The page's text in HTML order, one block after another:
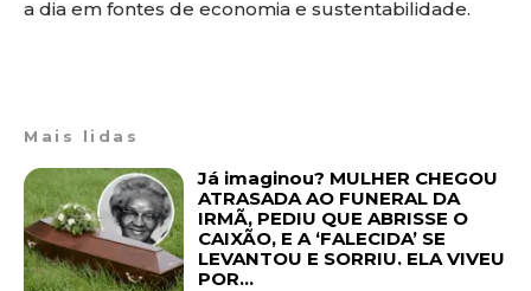
a dia em fontes de economia e sustentabilidade.
Mais lidas
Já imaginou? MULHER CHEGOU
ATRASADA AO FUNERAL DA
IRMÃ, PEDIU QUE ABRISSE O
CAIXÃO, E A ‘FALECIDA’ SE
LEVANTOU E SORRIU. ELA VIVEU
POR...